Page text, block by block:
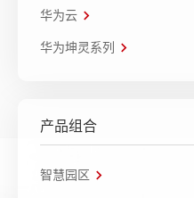
华为云
华为坤灵系列
产品组合
智慧园区